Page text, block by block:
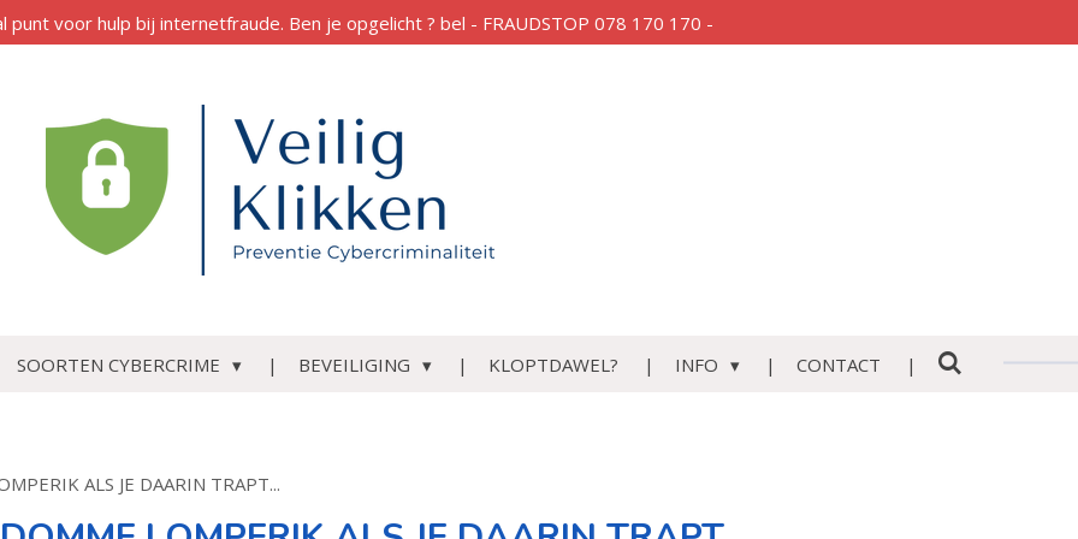
punt voor hulp bij internetfraude. Ben je opgelicht ? bel - FRAUDSTOP 078 170 170 -
SOORTEN CYBERCRIME BEVEILIGING KLOPTDAWEL? INFO CONTACT
ALS JE DAARIN TRAPT...